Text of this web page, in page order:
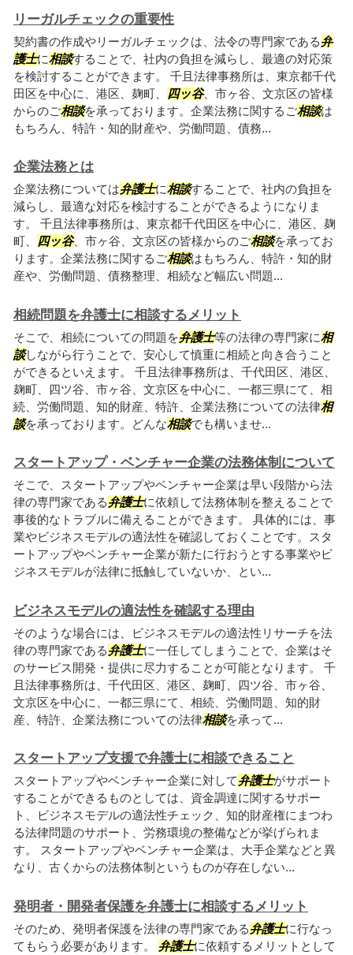
リーガルチェックの重要性
契約書の作成やリーガルチェックは、法令の専門家である弁
護士に相談することで、社内の負担を減らし、最適の対応策
を検討することができます。 千且法律事務所は、東京都千代
田区を中心に、港区、麹町、
四ッ谷、市ヶ谷、文京区の皆様
からのご相談を承っております。企業法務に関するご相談は
もちろん、特許・知的財産や、労働問題、債務...
企業法務とは
企業法務については弁護士に相談することで、社内の負担を
減らし、最適な対応を検討することができるようになりま
す。 千且法律事務所は、東京都千代田区を中心に、港区、麹
町、
四ッ谷、市ヶ谷、文京区の皆様からのご相談を承ってお
ります。企業法務に関するご相談はもちろん、特許・知的財
産や、労働問題、債務整理、相続など幅広い問題...
相続問題を弁護士に相談するメリット
そこで、相続についての問題を弁護士等の法律の専門家に相
談しながら行うことで、安心して慎重に相続と向き合うこと
ができるといえます。 千且法律事務所は、千代田区、港区、
麹町、四ツ谷、市ヶ谷、文京区を中心に、一都三県にて、相
続、労働問題、知的財産、特許、企業法務についての法律相
談を承っております。どんな相談でも構いませ...
スタートアップ・ベンチャー企業の法務体制について
そこで、スタートアップやベンチャー企業は早い段階から法
律の専門家である弁護士に依頼して法務体制を整えることで
事後的なトラブルに備えることができます。 具体的には、事
業やビジネスモデルの適法性を確認しておくことです。スタ
ートアップやベンチャー企業が新たに行おうとする事業やビ
ジネスモデルが法律に抵触していないか、とい...
ビジネスモデルの適法性を確認する理由
そのような場合には、ビジネスモデルの適法性リサーチを法
律の専門家である弁護士に一任してしまうことで、企業はそ
のサービス開発・提供に尽力することが可能となります。 千
且法律事務所は、千代田区、港区、麹町、四ツ谷、市ヶ谷、
文京区を中心に、一都三県にて、相続、労働問題、知的財
産、特許、企業法務についての法律相談を承って...
スタートアップ支援で弁護士に相談できること
スタートアップやベンチャー企業に対して弁護士がサポート
することができるものとしては、資金調達に関するサポー
ト、ビジネスモデルの適法性チェック、知的財産権にまつわ
る法律問題のサポート、労務環境の整備などが挙げられま
す。 スタートアップやベンチャー企業は、大手企業などと異
なり、古くからの法務体制というものが存在しない...
発明者・開発者保護を弁護士に相談するメリット
そのため、発明者保護を法律の専門家である弁護士に行なっ
てもらう必要があります。 弁護士に依頼するメリットとして